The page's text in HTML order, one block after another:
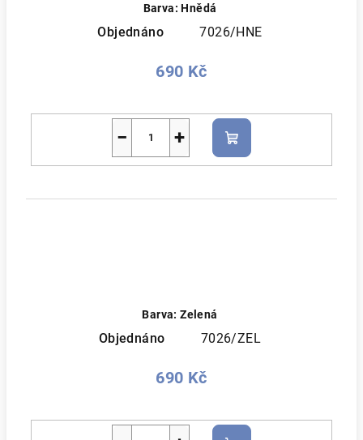
Barva: Hnědá
Objednáno 7026/HNE
690 Kč
+
−
Do
košíku
Barva: Zelená
Objednáno 7026/ZEL
690 Kč